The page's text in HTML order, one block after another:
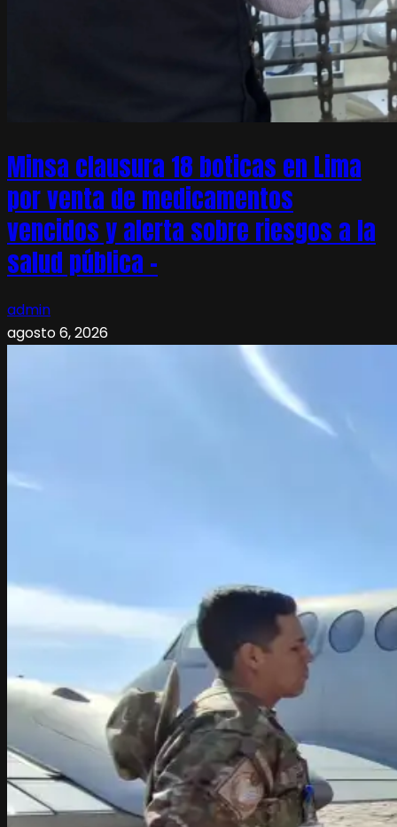
Minsa clausura 18 boticas en Lima
por venta de medicamentos
vencidos y alerta sobre riesgos a la
salud pública –
admin
agosto 6, 2026